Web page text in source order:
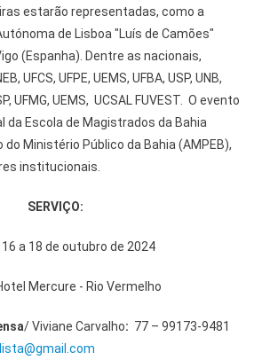
estarão representadas, como a
de Lisboa "Luís de Camões"
(Espanha). Dentre as nacionais,
UFCS, UFPE, UEMS, UFBA, USP, UNB,
UFMG, UEMS, UCSAL FUVEST. O evento
Escola de Magistrados da Bahia
Ministério Público da Bahia (AMPEB),
institucionais.
SERVIÇO:
16 a 18 de outubro de 2024
Mercure - Rio Vermelho
/ Viviane Carvalho: 77 – 99173-9481